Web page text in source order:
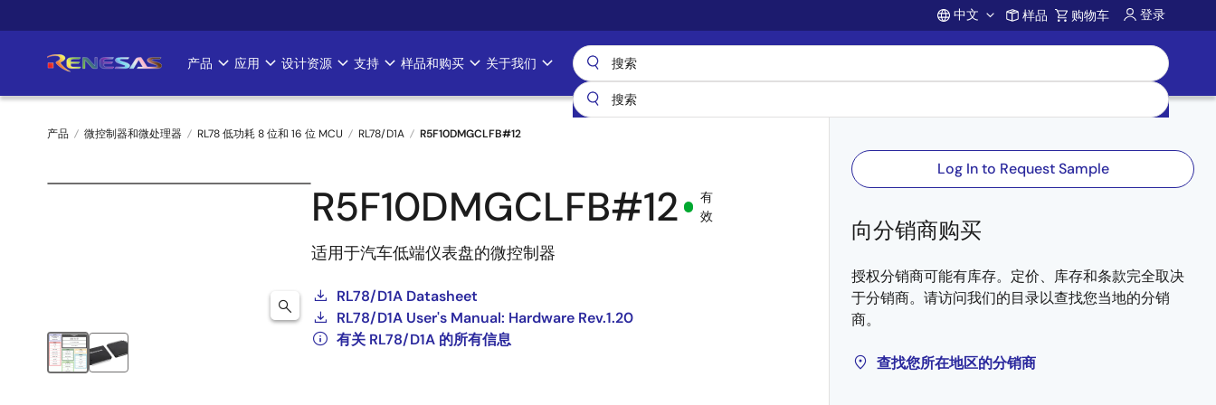
转
要
Account
中文 样品 购物车 登录
Main
navigation
产品 应用 设计资源 支持 样品和购买 关于我们
面
产品 微控制器和微处理器 RL78 低功耗 8 位和 16 位 MCU RL78/D1A R5F10DMGCLFB#12
R5F10DMGCLFB#12
有
效
适用于汽车低端仪表盘的微控制器
RL78/D1A Datasheet
RL78/D1A User's Manual: Hardware Rev.1.20
有关 RL78/D1A 的所有信息
Log In to Request Sample
向分销商购买
授权分销商可能有库存。定价、库存和条款完全取决
于分销商。请访问我们的目录以查找您当地的分销
商。
查找您所在地区的分销商